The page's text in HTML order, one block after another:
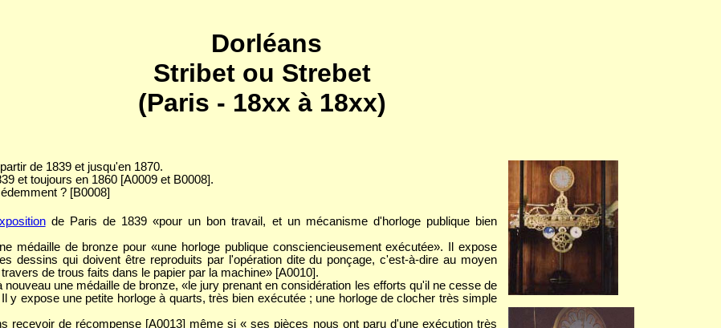
Dorléans
Stribet ou Strebet
(Paris - 18xx à 18xx)
de 1839 et jusqu'en 1870.
et toujours en 1860 [A0009 et B0008].
? [B0008]
de Paris de 1839 «pour un bon travail, et un mécanisme d'horloge publique bien
médaille de bronze pour «une horloge publique consciencieusement exécutée». Il expose
dessins qui doivent être reproduits par l'opération dite du ponçage, c'est-à-dire au moyen
de trous faits dans le papier par la machine» [A0010].
nouveau une médaille de bronze, «le jury prenant en considération les efforts qu'il ne cesse de
y expose une petite horloge à quarts, très bien exécutée ; une horloge de clocher très simple
recevoir de récompense [A0013] même si« ses pièces nous ont paru d'une exécution très